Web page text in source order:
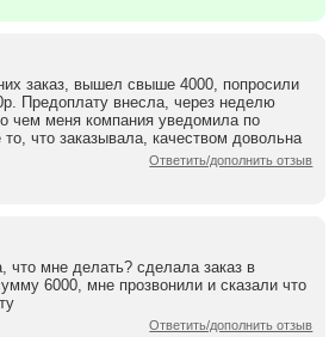
заказ, вышел свыше 4000, попросили
Предоплату внесла, через неделю
чем меня компания уведомила по
что заказывала, качеством довольна
Ответить/дополнить отзыв
что мне делать? сделала заказ в
6000, мне прозвонили и сказали что
Ответить/дополнить отзыв